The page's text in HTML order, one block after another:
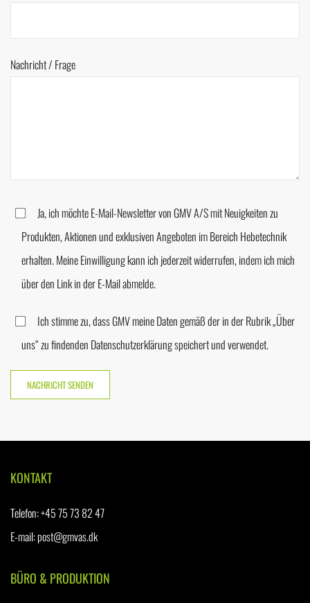
Nachricht / Frage
Ja, ich möchte E-Mail-Newsletter von GMV A/S mit Neuigkeiten zu
Produkten, Aktionen und exklusiven Angeboten im Bereich Hebetechnik
erhalten. Meine Einwilligung kann ich jederzeit widerrufen, indem ich mich
über den Link in der E-Mail abmelde.
Ich stimme zu, dass GMV meine Daten gemäß der in der Rubrik „Über
uns“ zu findenden Datenschutzerklärung speichert und verwendet.
KONTAKT
Telefon:+45 75 73 82 47
E-mail:post@gmvas.dk
BÜRO & PRODUKTION